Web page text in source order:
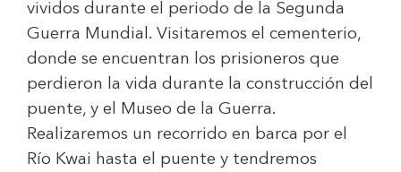
vividos durante el periodo de la Segunda
Guerra Mundial. Visitaremos el cementerio,
donde se encuentran los prisioneros que
perdieron la vida durante la construcción del
puente, y el Museo de la Guerra.
Realizaremos un recorrido en barca por el
Río Kwai hasta el puente y tendremos